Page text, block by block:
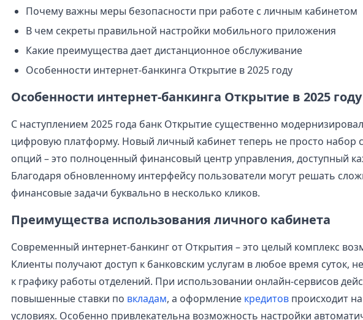
Почему важны меры безопасности при работе с личным кабинетом
В чем секреты правильной настройки мобильного приложения
Какие преимущества дает дистанционное обслуживание
Особенности интернет-банкинга Открытие в 2025 году
Особенности интернет-банкинга Открытие в 2025 году
С наступлением 2025 года банк Открытие существенно
цифровую платформу. Новый личный кабинет теперь не просто набор
опций – это полноценный финансовый центр управления, доступный
Благодаря обновленному интерфейсу пользователи могут решать
финансовые задачи буквально в несколько кликов.
Преимущества использования личного кабинета
Современный интернет-банкинг от Открытия – это целый комплекс
Клиенты получают доступ к банковским услугам в любое время суток,
к графику работы отделений. При использовании онлайн-сервисов
повышенные ставки по вкладам, а оформление кредитовпроисходит
условиях. Особенно привлекательна возможность настройки